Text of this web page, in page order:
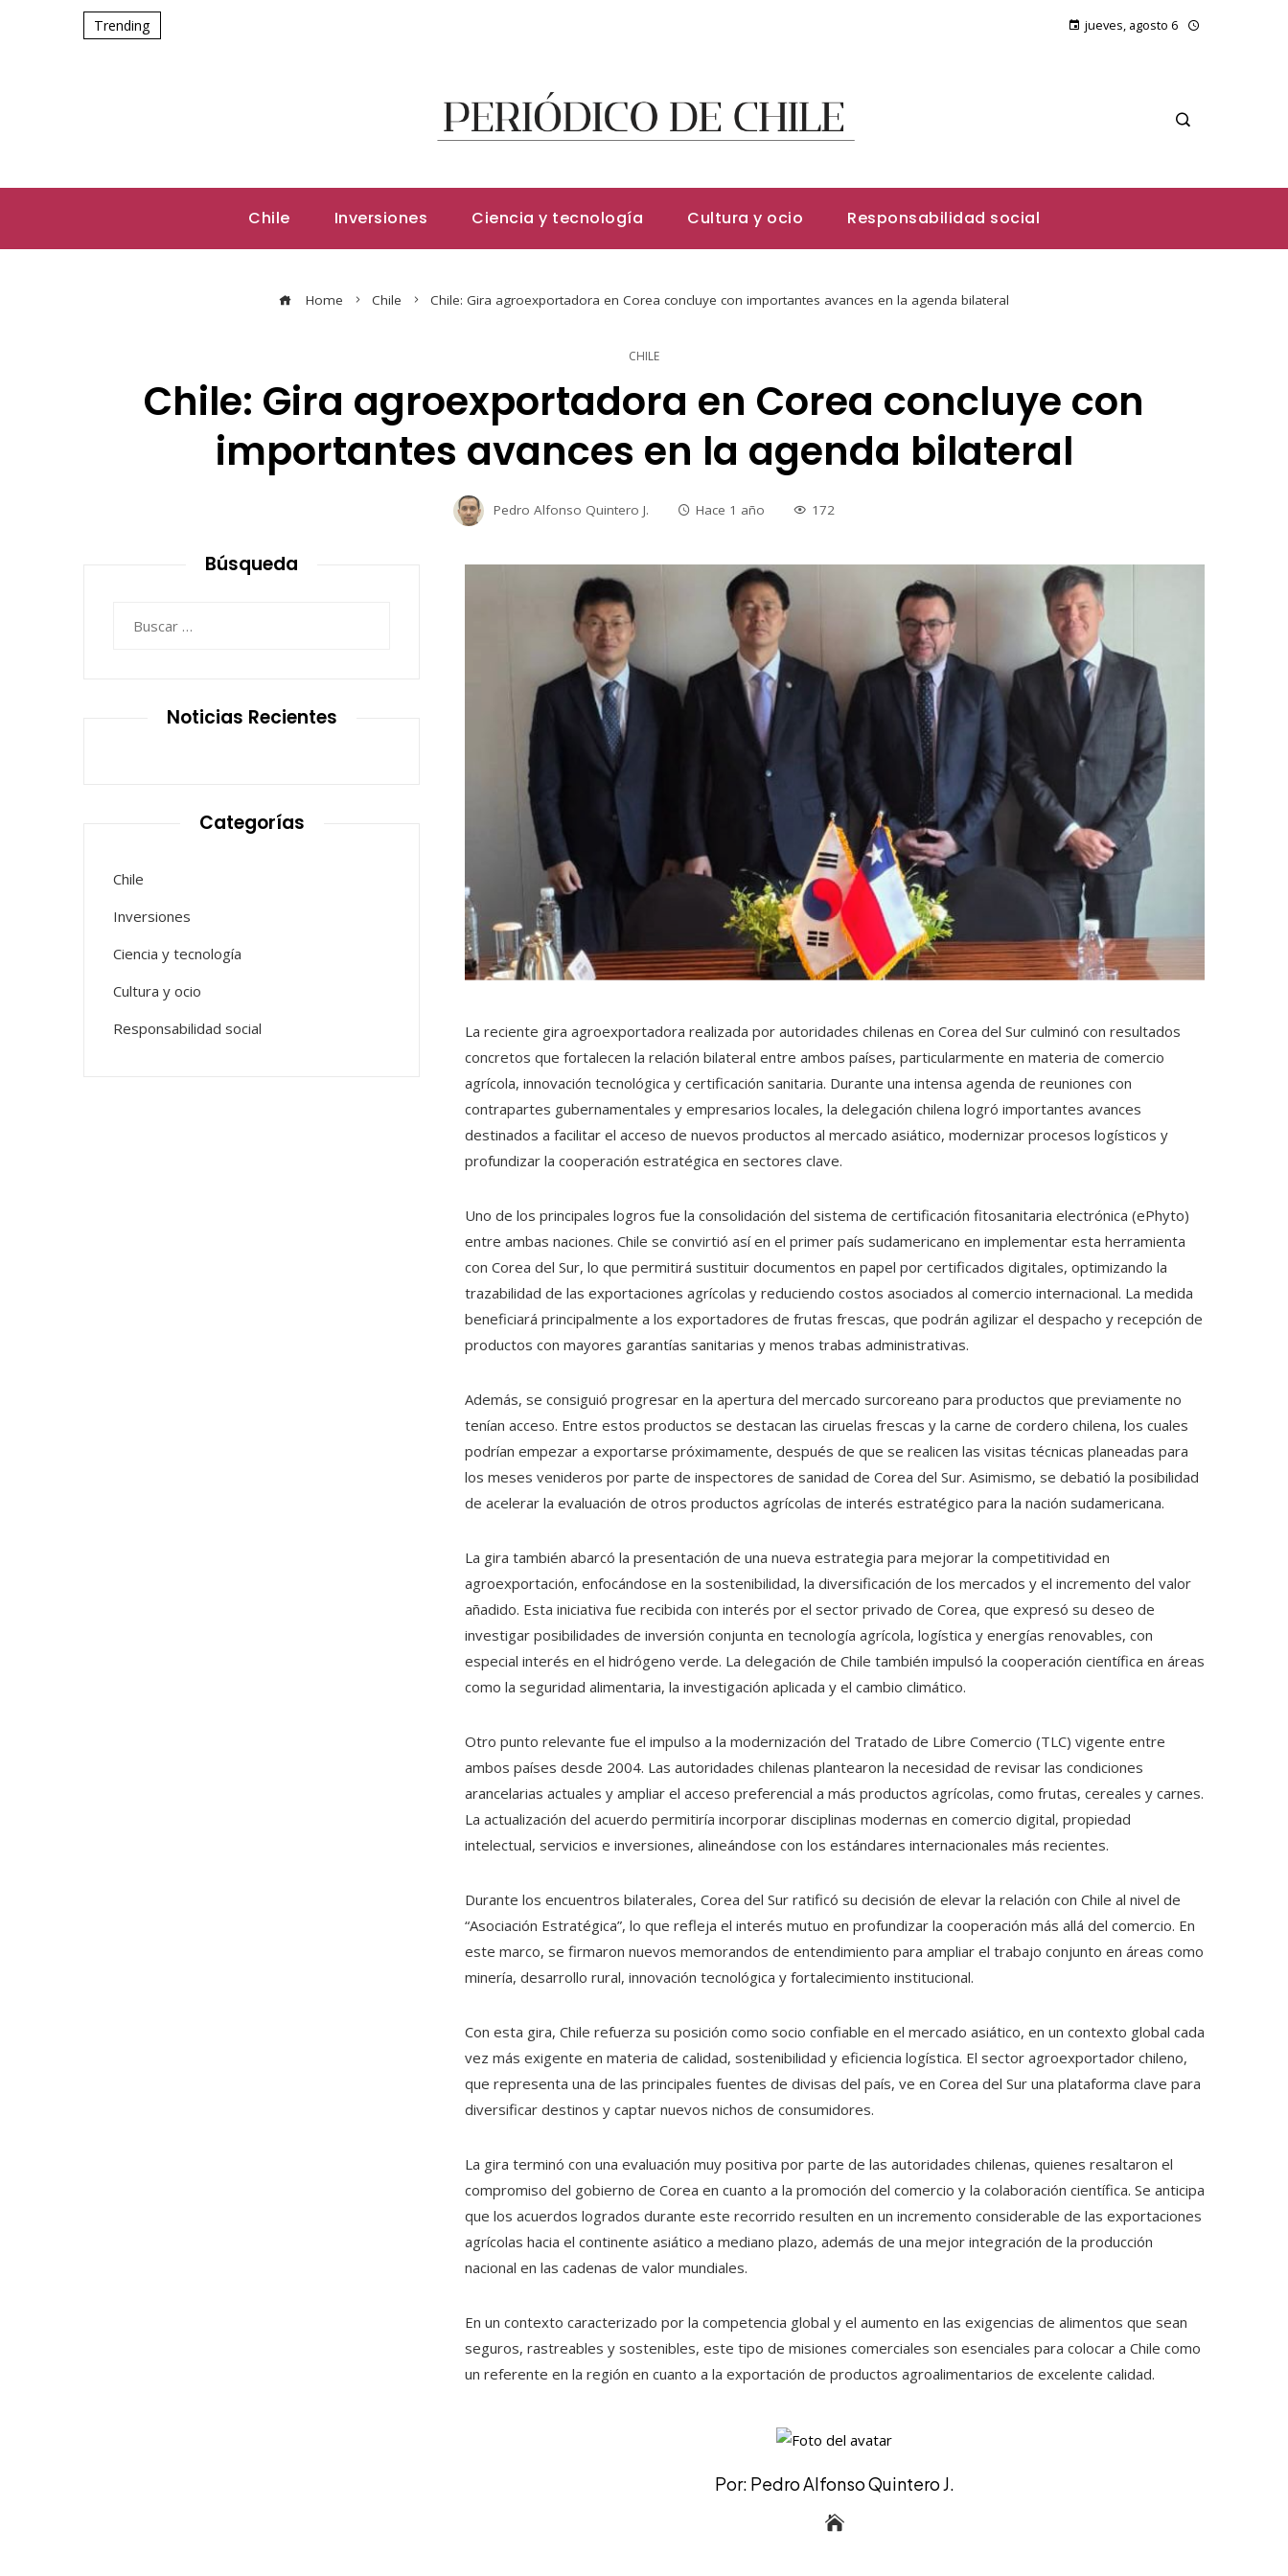
Trending jueves, agosto 6
Chile Inversiones Ciencia y tecnología Cultura y ocio Responsabilidad social
Home Chile Chile: Gira agroexportadora en Corea concluye con importantes avances en la agenda bilateral
CHILE
Chile: Gira agroexportadora en Corea concluye con
importantes avances en la agenda bilateral
Pedro Alfonso Quintero J. Hace 1 año 172
La reciente gira agroexportadora realizada por autoridades chilenas en Corea del Sur culminó con resultados
concretos que fortalecen la relación bilateral entre ambos países, particularmente en materia de comercio
agrícola, innovación tecnológica y certificación sanitaria. Durante una intensa agenda de reuniones con
contrapartes gubernamentales y empresarios locales, la delegación chilena logró importantes avances
destinados a facilitar el acceso de nuevos productos al mercado asiático, modernizar procesos logísticos y
profundizar la cooperación estratégica en sectores clave.
Uno de los principales logros fue la consolidación del sistema de certificación fitosanitaria electrónica (ePhyto)
entre ambas naciones. Chile se convirtió así en el primer país sudamericano en implementar esta herramienta
con Corea del Sur, lo que permitirá sustituir documentos en papel por certificados digitales, optimizando la
trazabilidad de las exportaciones agrícolas y reduciendo costos asociados al comercio internacional. La medida
beneficiará principalmente a los exportadores de frutas frescas, que podrán agilizar el despacho y recepción de
productos con mayores garantías sanitarias y menos trabas administrativas.
Además, se consiguió progresar en la apertura del mercado surcoreano para productos que previamente no
tenían acceso. Entre estos productos se destacan las ciruelas frescas y la carne de cordero chilena, los cuales
podrían empezar a exportarse próximamente, después de que se realicen las visitas técnicas planeadas para
los meses venideros por parte de inspectores de sanidad de Corea del Sur. Asimismo, se debatió la posibilidad
de acelerar la evaluación de otros productos agrícolas de interés estratégico para la nación sudamericana.
La gira también abarcó la presentación de una nueva estrategia para mejorar la competitividad en
agroexportación, enfocándose en la sostenibilidad, la diversificación de los mercados y el incremento del valor
añadido. Esta iniciativa fue recibida con interés por el sector privado de Corea, que expresó su deseo de
investigar posibilidades de inversión conjunta en tecnología agrícola, logística y energías renovables, con
especial interés en el hidrógeno verde. La delegación de Chile también impulsó la cooperación científica en áreas
como la seguridad alimentaria, la investigación aplicada y el cambio climático.
Otro punto relevante fue el impulso a la modernización del Tratado de Libre Comercio (TLC) vigente entre
ambos países desde 2004. Las autoridades chilenas plantearon la necesidad de revisar las condiciones
arancelarias actuales y ampliar el acceso preferencial a más productos agrícolas, como frutas, cereales y carnes.
La actualización del acuerdo permitiría incorporar disciplinas modernas en comercio digital, propiedad
intelectual, servicios e inversiones, alineándose con los estándares internacionales más recientes.
Durante los encuentros bilaterales, Corea del Sur ratificó su decisión de elevar la relación con Chile al nivel de
“Asociación Estratégica”, lo que refleja el interés mutuo en profundizar la cooperación más allá del comercio. En
este marco, se firmaron nuevos memorandos de entendimiento para ampliar el trabajo conjunto en áreas como
minería, desarrollo rural, innovación tecnológica y fortalecimiento institucional.
Con esta gira, Chile refuerza su posición como socio confiable en el mercado asiático, en un contexto global cada
vez más exigente en materia de calidad, sostenibilidad y eficiencia logística. El sector agroexportador chileno,
que representa una de las principales fuentes de divisas del país, ve en Corea del Sur una plataforma clave para
diversificar destinos y captar nuevos nichos de consumidores.
La gira terminó con una evaluación muy positiva por parte de las autoridades chilenas, quienes resaltaron el
compromiso del gobierno de Corea en cuanto a la promoción del comercio y la colaboración científica. Se anticipa
que los acuerdos logrados durante este recorrido resulten en un incremento considerable de las exportaciones
agrícolas hacia el continente asiático a mediano plazo, además de una mejor integración de la producción
nacional en las cadenas de valor mundiales.
En un contexto caracterizado por la competencia global y el aumento en las exigencias de alimentos que sean
seguros, rastreables y sostenibles, este tipo de misiones comerciales son esenciales para colocar a Chile como
un referente en la región en cuanto a la exportación de productos agroalimentarios de excelente calidad.
Por: Pedro Alfonso Quintero J.
Búsqueda
Noticias Recientes
Categorías
Chile
Inversiones
Ciencia y tecnología
Cultura y ocio
Responsabilidad social